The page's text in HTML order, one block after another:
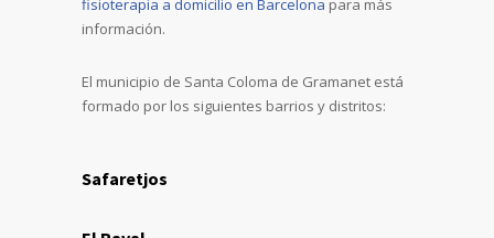
fisioterapia a domicilio en Barcelona para más
información.
El municipio de Santa Coloma de Gramanet está
formado por los siguientes barrios y distritos:
Safaretjos